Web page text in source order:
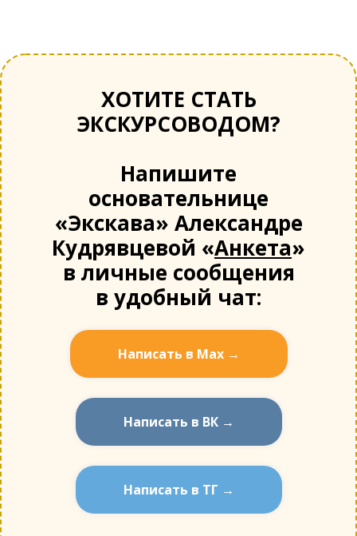
ХОТИТЕ СТАТЬ
ЭКСКУРСОВОДОМ?
Напишите
основательнице
«Экскава» Александре
Кудрявцевой «Анкета»
в личные сообщения
в удобный чат:
Написать в Мах →
Написать в ВК →
Написать в ТГ →